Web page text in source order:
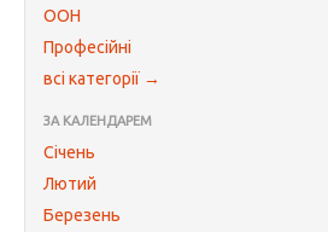
ООН
Професійні
всі категорії →
ЗА КАЛЕНДАРЕМ
Січень
Лютий
Березень